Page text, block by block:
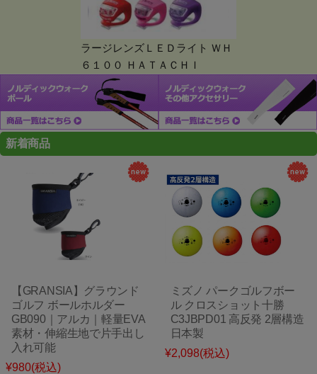
ラージレンズＬＥＤライト ＷＨ
６１００ ＨＡＴＡＣＨＩ
新着商品
【GRANSIA】グラウンド
ゴルフ ボールホルダー
GB090｜アルカ｜軽量EVA
素材・伸縮生地で片手出し
入れ可能
¥980(税込)
ミズノ パークゴルフボー
ル クロスショット十勝
C3JBPD01 高反発 2層構造
日本製
¥2,098(税込)